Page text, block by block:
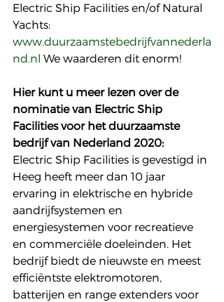
Electric Ship Facilities en/of Natural
Yachts:
www.duurzaamstebedrijfvannederla
nd.nl We waarderen dit enorm!
Hier kunt u meer lezen over de
nominatie van Electric Ship
Facilities voor het duurzaamste
bedrijf van Nederland 2020:
Electric Ship Facilities is gevestigd in
Heeg heeft meer dan 10 jaar
ervaring in elektrische en hybride
aandrijfsystemen en
energiesystemen voor recreatieve
en commerciële doeleinden. Het
bedrijf biedt de nieuwste en meest
efficiëntste elektromotoren,
batterijen en range extenders voor